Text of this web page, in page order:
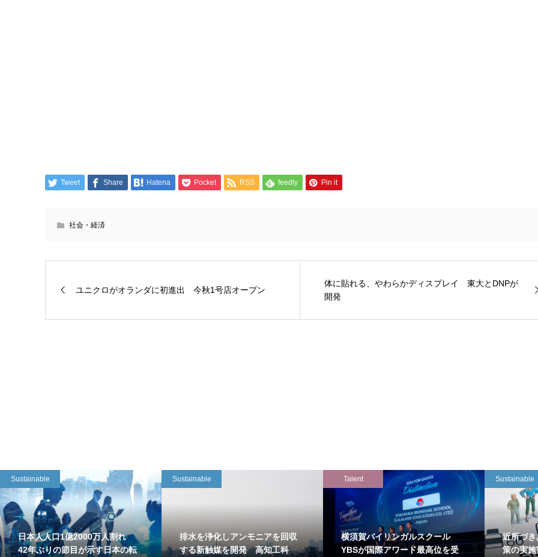
Tweet Share Hatena Pocket RSS feedly Pin it
社会・経済
ユニクロがオランダに初進出 今秋1号店オープン
体に貼れる、やわらかディスプレイ 東大とDNPが
開発
Sustainable
日本人人口1億2000万人割れ
42年ぶりの節目が示す日本の転
Sustainable
排水を浄化しアンモニアを回収
する新触媒を開発 高知工科
Talent
横須賀バイリンガルスクール
YBSが国際アワード最高位を受
Sustainable
近所づ
策の実